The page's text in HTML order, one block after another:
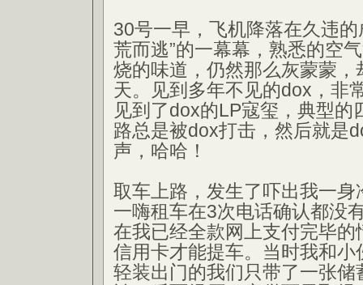
30号一早，飞机降落在久违
荒而逃”的一幕幕，熟悉的空
烧的味道，仍然那么灰蒙蒙，
天。见到多年不见的dox，非
见到了dox的LP寇玺，典型的
路总是被dox打击，然后就是
声，哈哈！
取车上路，发生了吓出我一身
一嗨租车在3次电话确认都没
在我已经全款网上支付完毕的
信用卡才能提车。当时我和小
轻装出门的我们只带了一张储